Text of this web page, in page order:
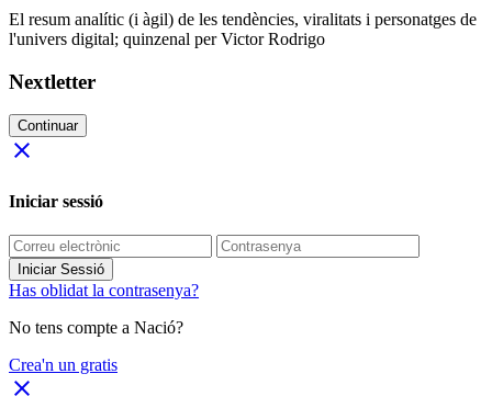
El resum analític (i àgil) de les tendències, viralitats i personatges de
l'univers digital; quinzenal per Victor Rodrigo
Nextletter
Continuar
close
Iniciar sessió
Iniciar Sessió
Has oblidat la contrasenya?
No tens compte a Nació?
Crea'n un gratis
close